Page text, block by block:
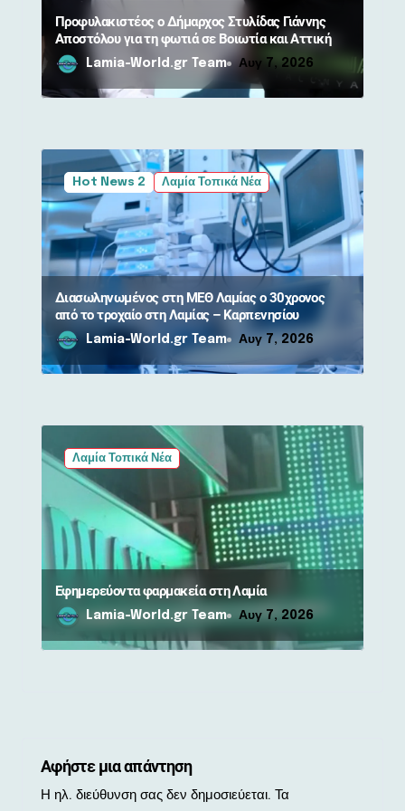
Προφυλακιστέος ο Δήμαρχος Στυλίδας Γιάννης
Αποστόλου για τη φωτιά σε Βοιωτία και Αττική
Lamia-World.gr Team Αυγ 7, 2026
Hot News 2 Λαμία Τοπικά Νέα
Διασωληνωμένος στη ΜΕΘ Λαμίας ο 30χρονος
από το τροχαίο στη Λαμίας – Καρπενησίου
Lamia-World.gr Team Αυγ 7, 2026
Λαμία Τοπικά Νέα
Εφημερεύοντα φαρμακεία στη Λαμία
Lamia-World.gr Team Αυγ 7, 2026
Αφήστε μια απάντηση
Η ηλ. διεύθυνση σας δεν δημοσιεύεται. Τα